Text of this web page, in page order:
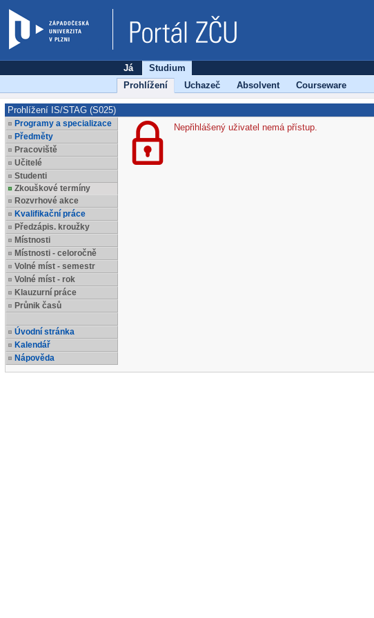
Já
Studium
Prohlížení
Uchazeč Absolvent Courseware
Prohlížení IS/STAG (S025)
Programy a specializace
Předměty
Pracoviště
Učitelé
Studenti
Zkouškové termíny
Rozvrhové akce
Kvalifikační práce
Předzápis. kroužky
Místnosti
Místnosti - celoročně
Volné míst - semestr
Volné míst - rok
Klauzurní práce
Průnik časů
Úvodní stránka
Kalendář
Nápověda
Nepřihlášený uživatel nemá přístup.